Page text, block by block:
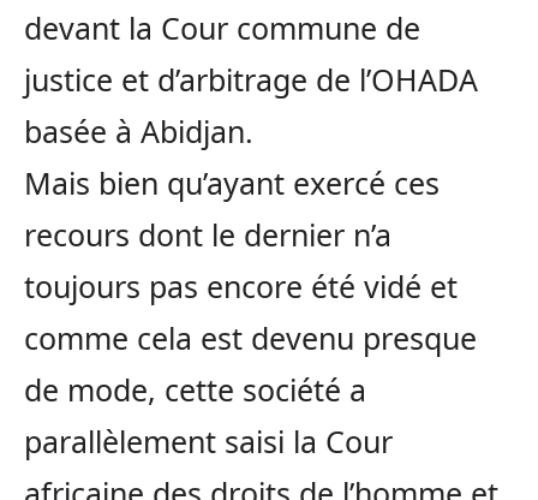
devant la Cour commune de
justice et d’arbitrage de l’OHADA
basée à Abidjan.
Mais bien qu’ayant exercé ces
recours dont le dernier n’a
toujours pas encore été vidé et
comme cela est devenu presque
de mode, cette société a
parallèlement saisi la Cour